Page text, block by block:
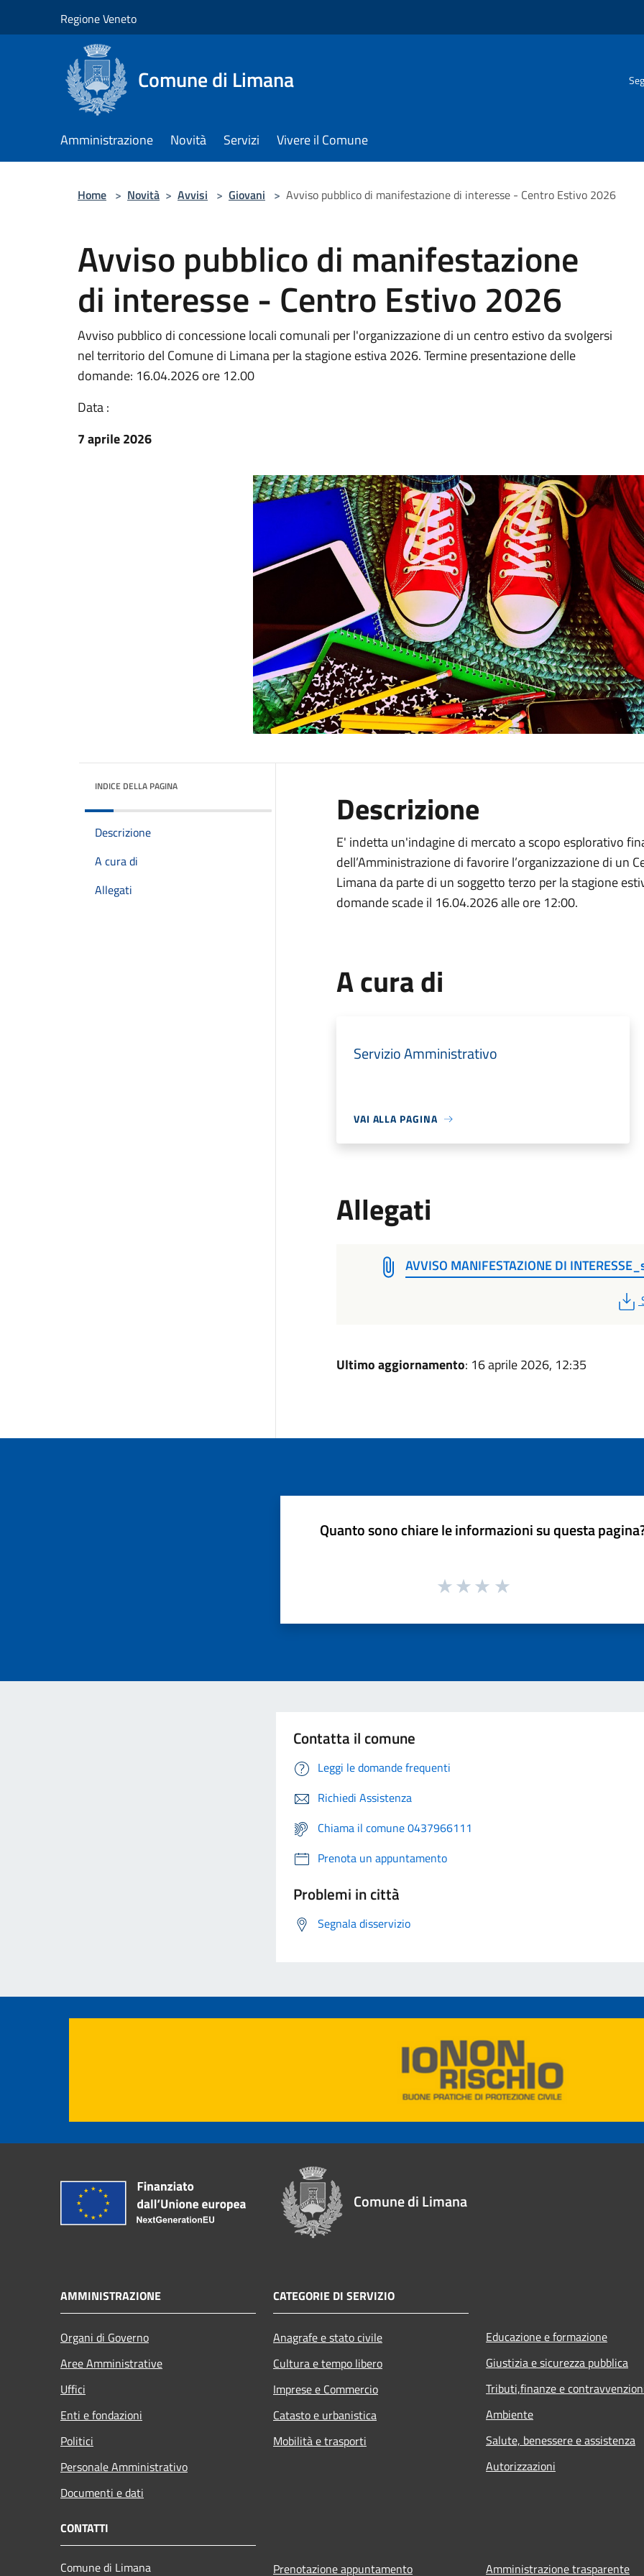
Regione Veneto
Comune di Limana
Amministrazione Novità Servizi Vivere il Comune
Home > Novità > Avvisi > Giovani > Avviso pubblico di manifestazione di interesse - Centro Estivo 2026
Avviso pubblico di manifestazione
di interesse - Centro Estivo 2026
Avviso pubblico di concessione locali comunali per l'organizzazione di un centro estivo da svolgersi
nel territorio del Comune di Limana per la stagione estiva 2026. Termine presentazione delle
domande: 16.04.2026 ore 12.00
Data :
7 aprile 2026
INDICE DELLA PAGINA
Descrizione
A cura di
Allegati
Descrizione
E' indetta un'indagine di mercato a scopo esplorativo
dell’Amministrazione di favorire l’organizzazione di un
Limana da parte di un soggetto terzo per la stagione
domande scade il 16.04.2026 alle ore 12:00.
A cura di
Servizio Amministrativo
VAI ALLA PAGINA
Allegati
AVVISO MANIFESTAZIONE DI
Ultimo aggiornamento: 16 aprile 2026, 12:35
Quanto sono chiare le informazioni su questa
Contatta il comune
Leggi le domande frequenti
Richiedi Assistenza
Chiama il comune 0437966111
Prenota un appuntamento
Problemi in città
Segnala disservizio
Comune di Limana
AMMINISTRAZIONE
Organi di Governo
Aree Amministrative
Uffici
Enti e fondazioni
Politici
Personale Amministrativo
Documenti e dati
CATEGORIE DI SERVIZIO
Anagrafe e stato civile
Cultura e tempo libero
Imprese e Commercio
Catasto e urbanistica
Mobilità e trasporti
Educazione e formazione
Giustizia e sicurezza pubblica
Tributi,finanze e
Ambiente
Salute, benessere e assistenza
Autorizzazioni
CONTATTI
Comune di Limana Prenotazione appuntamento Amministrazione trasparente